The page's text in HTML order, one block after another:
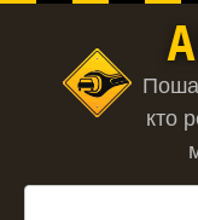
Перейти
кто
Поиск: